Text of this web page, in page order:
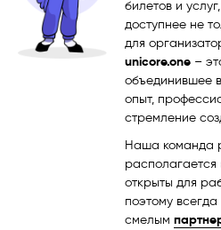
билетов и
доступнее не
для
unicore.one –
объединившее
опыт,
стремление
Наша команда
открыты для
поэтому
смелым